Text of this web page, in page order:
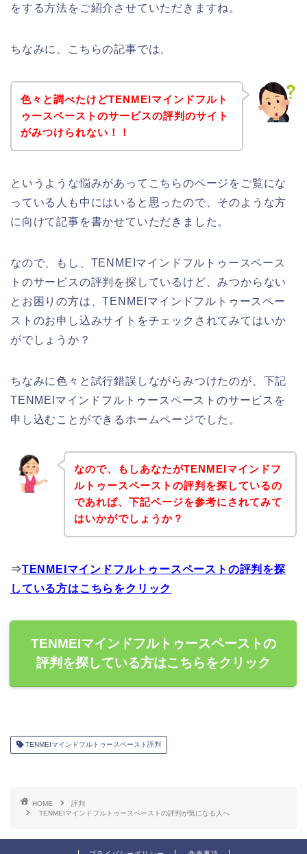
をする方法をご紹介させていただきますね。
ちなみに、こちらの記事では、
色々と調べたけどTENMEIマインドフルト
ゥースペーストのサービスの評判のサイト
がみつけられない！！
というような悩みがあってこちらのページをご覧にな
っている人も中にはいると思ったので、そのような方
に向けて記事を書かせていただきました。
なので、もし、TENMEIマインドフルトゥースペース
トのサービスの評判を探しているけど、みつからない
とお困りの方は、TENMEIマインドフルトゥースペー
ストのお申し込みサイトをチェックされてみてはいか
がでしょうか？
ちなみに色々と試行錯誤しながらみつけたのが、下記
TENMEIマインドフルトゥースペーストのサービスを
申し込むことができるホームページでした。
なので、もしあなたがTENMEIマインドフ
ルトゥースペーストの評判を探しているの
であれば、下記ページを参考にされてみて
はいかがでしょうか？
⇒TENMEIマインドフルトゥースペーストの評判を探
している方はこちらをクリック
TENMEIマインドフルトゥースペーストの
評判を探している方はこちらをクリック
TENMEIマインドフルトゥースペースト評判
HOME
評判
TENMEIマインドフルトゥースペーストの評判が気になる人へ